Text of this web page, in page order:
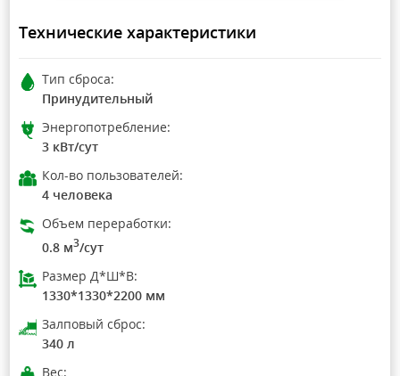
Технические характеристики
Тип сброса:
Принудительный
Энергопотребление:
3 кВт/сут
Кол-во пользователей:
4 человека
Объем переработки:
0.8 м3/сут
Размер Д*Ш*В:
1330*1330*2200 мм
Залповый сброс:
340 л
Вес: